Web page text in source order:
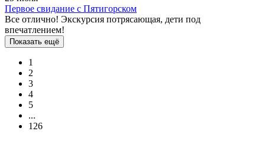
Первое свидание с Пятигорском
Все отлично! Экскурсия потрясающая, дети под
впечатлением!
Показать ещё
1
2
3
4
5
...
126